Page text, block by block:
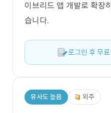
이브리드 앱 개발로 확장
습니다.
로그인 후 무
유사도 높음 외주